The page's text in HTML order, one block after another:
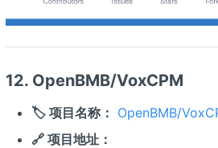
12. OpenBMB/VoxCPM
🏷️ 项目名称： OpenBMB/
🔗 项目地址：